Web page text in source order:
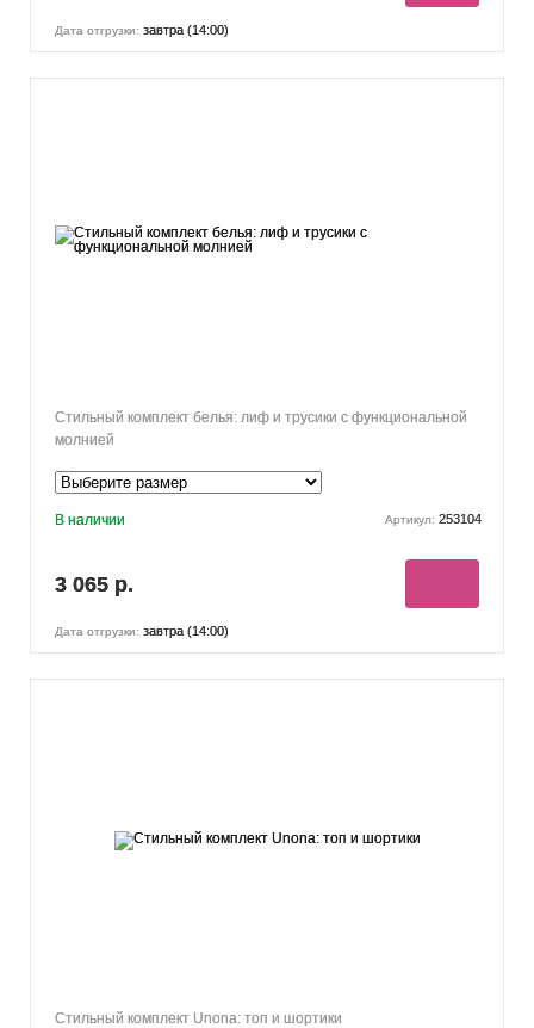
Дата отгрузки: завтра (14:00)
Стильный комплект белья: лиф и трусики с функциональной
молнией
В наличии Артикул: 253104
3 065 р.
Дата отгрузки: завтра (14:00)
Стильный комплект Unona: топ и шортики